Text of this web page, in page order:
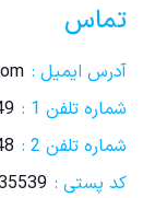
تماس
آدرس ایمیل :
شماره تلفن 1 :
شماره تلفن 2 :
کد پستی :